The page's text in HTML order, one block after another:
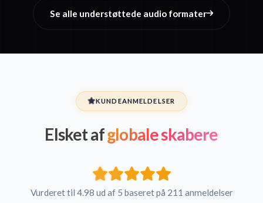
Se alle understøttede audio formater
KUNDEANMELDELSER
Elsket afglobale skabere
Vurderet til 4.98 ud af 5 baseret på 211 anmeldelser